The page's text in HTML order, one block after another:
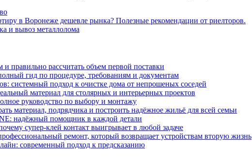
в Воронеже дешевле рынка? Полезные рекомендации от риелторов.
и вывоз металлолома
правильно рассчитать объем первой поставки
гид по процедуре, требованиям и документам
системный подход к очистке дома от непрошеных соседей
материал для столярных и интерьерных проектов
руководство по выбору и монтажу
материал, подрядчика и построить надёжное жильё для всей семьи
надёжный помощник в каждой детали
супер‑клей контакт выигрывает в любой задаче
ремонт, который возвращает устройствам вторую жизнь
современный подход к предсказанию